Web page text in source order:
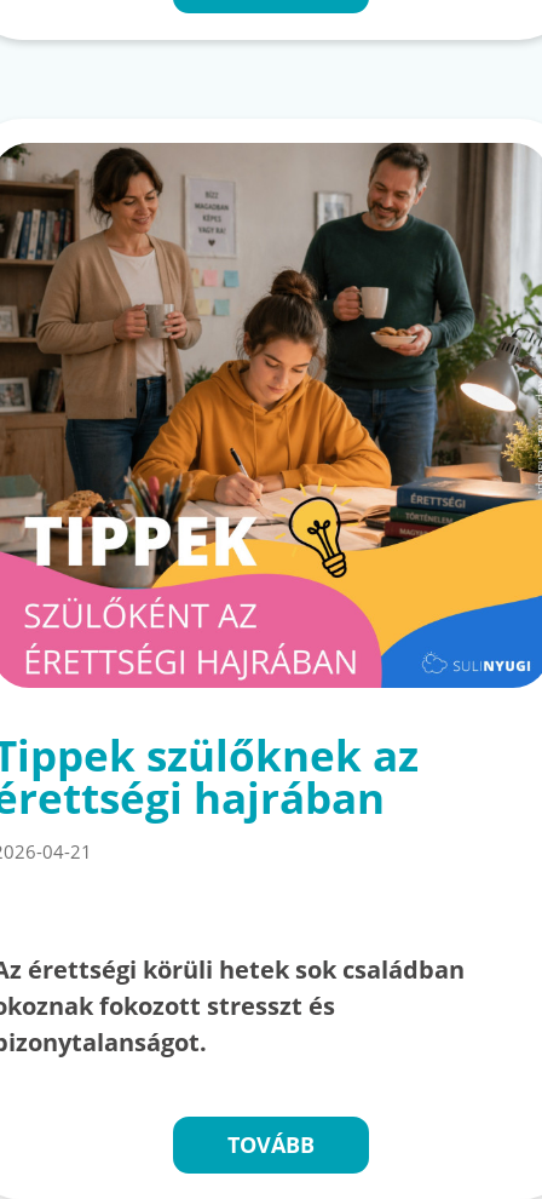
szülőknek az
hajrában
04-21
érettségi körüli hetek sok családban
fokozott stresszt és
TOVÁBB